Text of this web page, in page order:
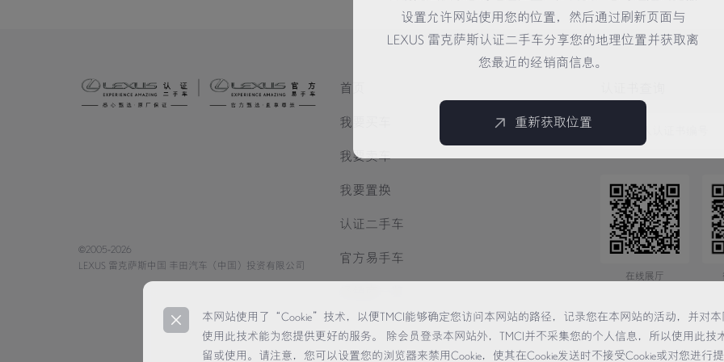
本网站使用了“Cookie”技术，以便TMCI能够确定您访问本网站的路径，记录您在本网站的活动，并对
使用此技术能为您提供更好的服务。 除会员登录本网站外，TMCI并不采集您的个人信息，所以使用此技
留或使用。请注意，您可以设置您的浏览器来禁用Cookie，使其在Cookie发送时不接受Cookie或对您进行
设置允许网站使用您的位置，然后通过刷新页面与
LEXUS 雷克萨斯认证二手车分享您的地理位置并获取离
您最近的经销商信息。
重新获取位置
©2005-2026
LEXUS 雷克萨斯中国 丰田汽车（中国）投资有限公司
首页
我要买车
我要卖车
我要置换
认证二手车
官方易手车
在线展厅